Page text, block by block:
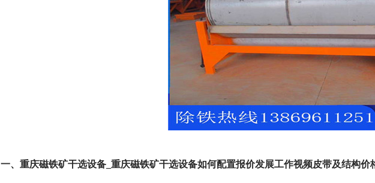
一、重庆磁铁矿干选设备_重庆磁铁矿干选设备如何配置报价发展工作视频皮带及结构价